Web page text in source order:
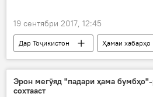
19 сентябри 2017, 12:45
Дар Тоҷикистон
Ҳамаи хабарҳо
дастур
азодорӣ
Эрон мегӯяд "падари ҳама
сохтааст